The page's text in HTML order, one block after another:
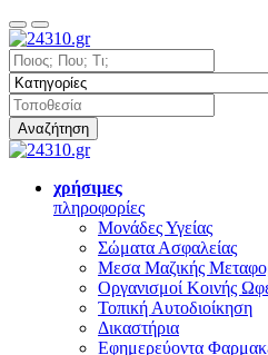
Αναζήτηση
χρήσιμες
πληροφορίες
Μονάδες Υγείας
Σώματα Ασφαλείας
Μεσα Μαζικής
Οργανισμοί Κοινής
Τοπική Αυτοδιοίκηση
Δικαστήρια
Εφημερεύοντα